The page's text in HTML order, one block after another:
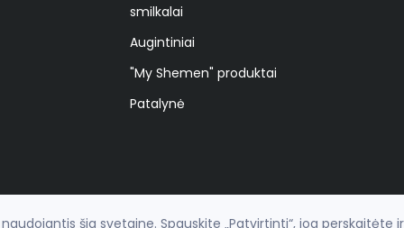
smilkalai
Augintiniai
"My Shemen" produktai
Patalynė
šia svetaine. Spauskite „Patvirtinti“, jog